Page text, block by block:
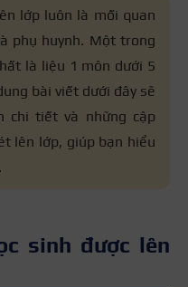
tóc. Nội dung bài
dựa trên giáo trình
nghiệm giảng dạy
được cập nhật
đảm bảo tính chính
lớp luôn là mối quan
phụ huynh. Một trong
là liệu 1 môn dưới 5
bài viết dưới đây sẽ
chi tiết và những cập
lên lớp, giúp bạn hiểu
sinh được lên